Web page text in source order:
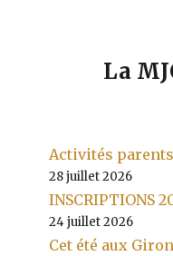
La
Activités
28 juillet 2026
INSCRIPTIONS
24 juillet 2026
Cet été aux